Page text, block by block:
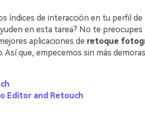
índices de interacción en tu perfil
en esta tarea? No te
aplicaciones de retoque
que, empecemos sin más
Editor and Retouch